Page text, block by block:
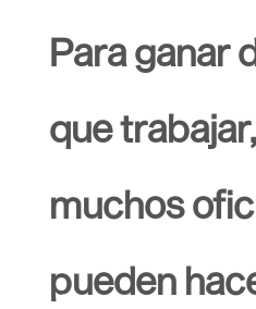
Para ganar
que
muchos
pueden